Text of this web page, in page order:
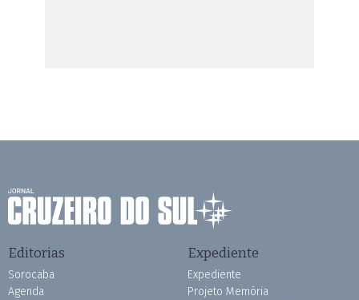
Editorias
Sorocaba
Agenda
Expediente
Expediente
Projeto Memória